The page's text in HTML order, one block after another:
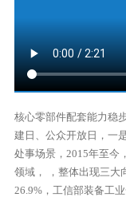
核心零部件配套能力稳
建日、公众开放日，一
处事场景，2015年至今
领域， ，整体出现三大
26.9%，工信部装备工